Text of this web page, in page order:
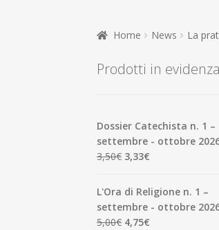
Home News La
Prodotti in evidenza
Dossier Catechista n. 1 –
settembre - ottobre
3,50€ Il
originale
era:
3,50€.
3,33€
attuale
è:
L'Ora di Religione n. 1 –
settembre - ottobre
5,00€ Il
4,75€